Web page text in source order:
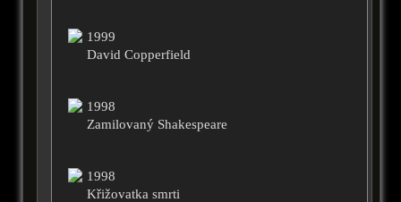
1999
David Copperfield
1998
Zamilovaný Shakespeare
1998
Křižovatka smrti